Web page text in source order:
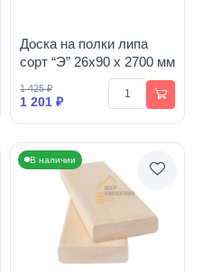
Доска на полки липа
сорт “Э” 26х90 х 2700 мм
1 425 ₽
1 201 ₽
В наличии